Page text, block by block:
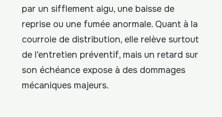
par un sifflement aigu, une baisse de
reprise ou une fumée anormale. Quant à la
courroie de distribution, elle relève surtout
de l’entretien préventif, mais un retard sur
son échéance expose à des dommages
mécaniques majeurs.